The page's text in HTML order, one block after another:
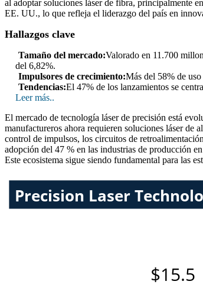
al adoptar soluciones láser de fibra, principalmente
EE. UU., lo que refleja el liderazgo del país en
Hallazgos clave
Tamaño del mercado:Valorado en 11.700
del 6,82%.
Impulsores de crecimiento:Más del 58% de
Tendencias:El 47% de los lanzamientos se
Leer más..
El mercado de tecnología láser de precisión está
manufactureros ahora requieren soluciones láser de
control de impulsos, los circuitos de
adopción del 47 % en las industrias de producción
Este ecosistema sigue siendo fundamental para las